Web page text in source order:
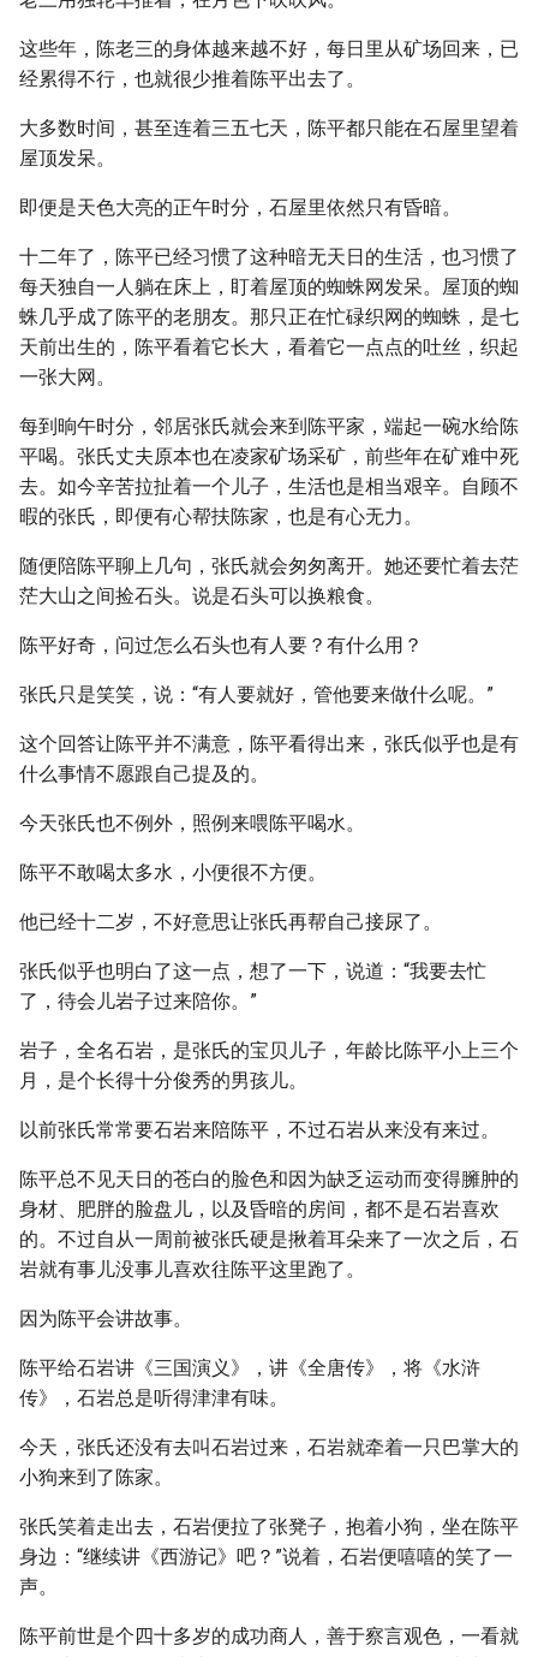
这些年，陈老三的身体越来越不好，每日里从矿场回来，已
经累得不行，也就很少推着陈平出去了。
大多数时间，甚至连着三五七天，陈平都只能在石屋里望着
屋顶发呆。
即便是天色大亮的正午时分，石屋里依然只有昏暗。
十二年了，陈平已经习惯了这种暗无天日的生活，也习惯了
每天独自一人躺在床上，盯着屋顶的蜘蛛网发呆。屋顶的蜘
蛛几乎成了陈平的老朋友。那只正在忙碌织网的蜘蛛，是七
天前出生的，陈平看着它长大，看着它一点点的吐丝，织起
一张大网。
每到晌午时分，邻居张氏就会来到陈平家，端起一碗水给陈
平喝。张氏丈夫原本也在凌家矿场采矿，前些年在矿难中死
去。如今辛苦拉扯着一个儿子，生活也是相当艰辛。自顾不
暇的张氏，即便有心帮扶陈家，也是有心无力。
随便陪陈平聊上几句，张氏就会匆匆离开。她还要忙着去茫
茫大山之间捡石头。说是石头可以换粮食。
陈平好奇，问过怎么石头也有人要？有什么用？
张氏只是笑笑，说：“有人要就好，管他要来做什么呢。”
这个回答让陈平并不满意，陈平看得出来，张氏似乎也是有
什么事情不愿跟自己提及的。
今天张氏也不例外，照例来喂陈平喝水。
陈平不敢喝太多水，小便很不方便。
他已经十二岁，不好意思让张氏再帮自己接尿了。
张氏似乎也明白了这一点，想了一下，说道：“我要去忙
了，待会儿岩子过来陪你。”
岩子，全名石岩，是张氏的宝贝儿子，年龄比陈平小上三个
月，是个长得十分俊秀的男孩儿。
以前张氏常常要石岩来陪陈平，不过石岩从来没有来过。
陈平总不见天日的苍白的脸色和因为缺乏运动而变得臃肿的
身材、肥胖的脸盘儿，以及昏暗的房间，都不是石岩喜欢
的。不过自从一周前被张氏硬是揪着耳朵来了一次之后，石
岩就有事儿没事儿喜欢往陈平这里跑了。
因为陈平会讲故事。
陈平给石岩讲《三国演义》，讲《全唐传》，将《水浒
传》，石岩总是听得津津有味。
今天，张氏还没有去叫石岩过来，石岩就牵着一只巴掌大的
小狗来到了陈家。
张氏笑着走出去，石岩便拉了张凳子，抱着小狗，坐在陈平
身边：“继续讲《西游记》吧？”说着，石岩便嘻嘻的笑了一
声。
陈平前世是个四十多岁的成功商人，善于察言观色，一看就